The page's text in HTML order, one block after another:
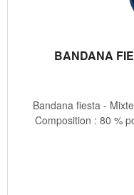
BANDANA
Bandana fiesta -
Composition : 80 %